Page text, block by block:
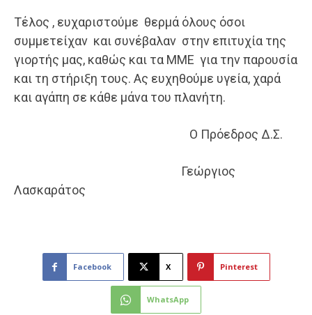
​Τέλος , ευχαριστούμε θερμά όλους όσοι
συμμετείχαν και συνέβαλαν στην επιτυχία της
γιορτής μας, καθώς και τα ΜΜΕ για την παρουσία
και τη στήριξη τους. Ας ευχηθούμε υγεία, χαρά
και αγάπη σε κάθε μάνα του πλανήτη.
Ο Πρόεδρος Δ.Σ.
Γεώργιος
Λασκαράτος
Facebook X Pinterest
WhatsApp